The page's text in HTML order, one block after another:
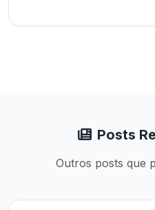
Posts
Outros posts que